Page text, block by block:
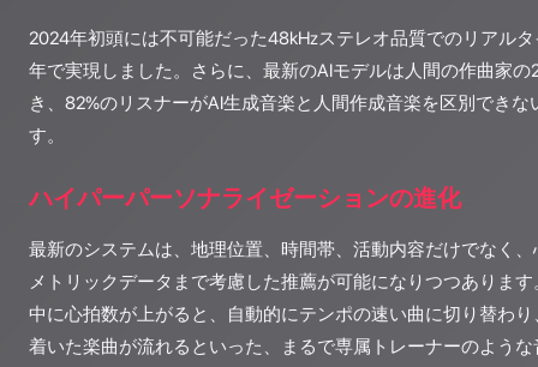
2024年初頭には不可能だった48kHzステレオ品質でのリアル
年で実現しました。さらに、最新のAIモデルは人間の作曲家
き、82%のリスナーがAI生成音楽と人間作成音楽を区別でき
す。
ハイパーパーソナライゼーションの進化
最新のシステムは、地理位置、時間帯、活動内容だけでなく
メトリックデータまで考慮した推薦が可能になりつつありま
中に心拍数が上がると、自動的にテンポの速い曲に切り替わ
着いた楽曲が流れるといった、まるで専属トレーナーのよう